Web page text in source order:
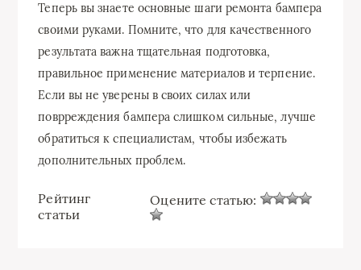
Теперь вы знаете основные шаги ремонта бампера
своими руками. Помните, что для качественного
результата важна тщательная подготовка,
правильное применение материалов и терпение.
Если вы не уверены в своих силах или
поврреждения бампера слишком сильные, лучше
обратиться к специалистам, чтобы избежать
дополнительных проблем.
Рейтинг
статьи
Оцените статью: